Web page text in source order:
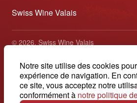
Notre site utilise des cookies
expérience de navigation. En
ce site, vous acceptez notre
conformément à notre politique
Sélection des Vins du Valais
Swiss Wine Valais
Avenue de la Gare 2 - CP 144 - 1964
info@swisswinevalais.ch
© 2026, Swiss Wine Valais